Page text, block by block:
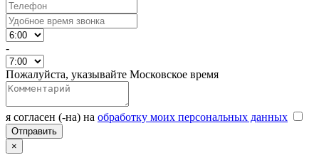
-
Пожалуйста, указывайте Московское время
я согласен (-на) на обработку моих персональных данных
×